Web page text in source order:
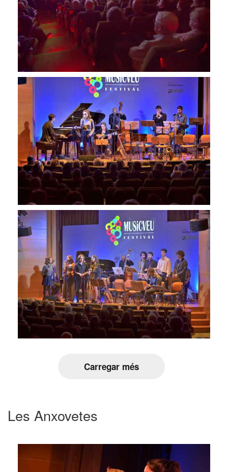
Carregar més
Les Anxovetes